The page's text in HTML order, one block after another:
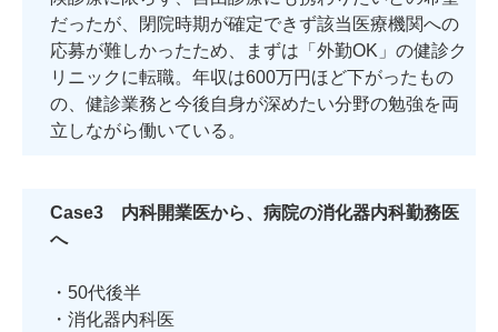
だったが、閉院時期が確定できず該当医療機関への
応募が難しかったため、まずは「外勤OK」の健診ク
リニックに転職。年収は600万円ほど下がったもの
の、健診業務と今後自身が深めたい分野の勉強を両
立しながら働いている。
Case3 内科開業医から、病院の消化器内科勤務医
へ
・50代後半
・消化器内科医